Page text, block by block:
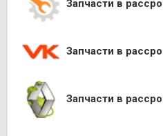
Запчасти в
Запчасти в
Запчасти в